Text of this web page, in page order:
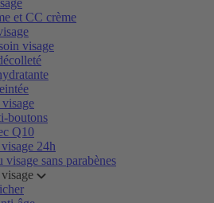
et CC crème
visage
boutons
Q10
24h
visage sans parabènes